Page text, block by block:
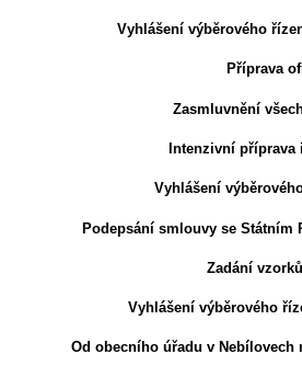
Vyhlášení výběrového
Příprava
Zasmluvnění
Intenzivní příprava
Vyhlášení
Podepsání smlouvy se Státním
Zadání
Vyhlášení výběrového
Od obecního úřadu v Nebílovech